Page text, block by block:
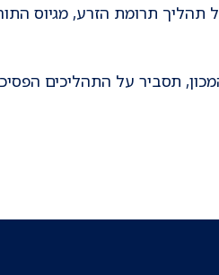
תרומת הזרע, מגיוס
תסביר על התהליכים